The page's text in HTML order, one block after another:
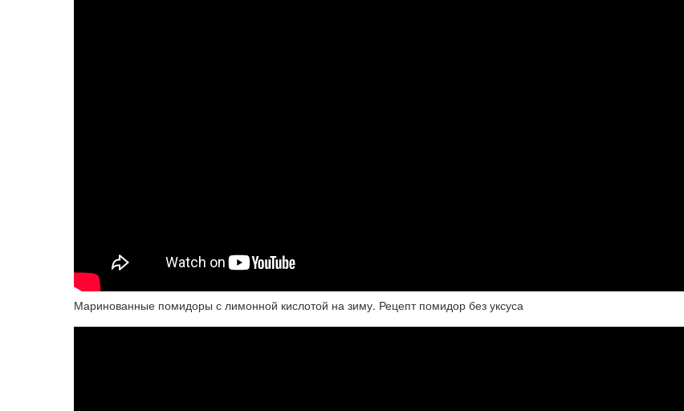
Маринованные помидоры с лимонной кислотой на зиму. Рецепт помидор без уксуса